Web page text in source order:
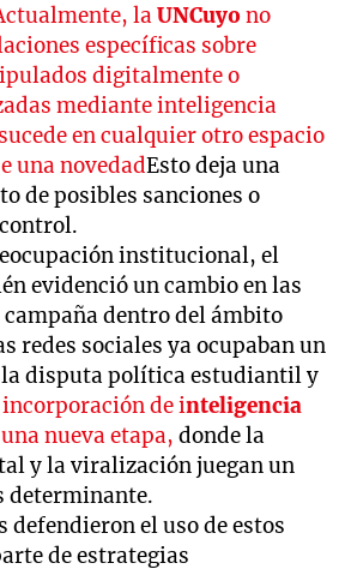
la UNCuyono
específicas sobre
digitalmente o
mediante inteligencia
en cualquier otro espacio
una novedadEsto deja una
de posibles sanciones o
institucional, el
evidenció un cambio en las
dentro del ámbito
redes sociales ya ocupaban un
disputa política estudiantil y
incorporación de inteligencia
nueva etapa, donde la
y la viralización juegan un
determinante.
defendieron el uso de estos
de estrategias